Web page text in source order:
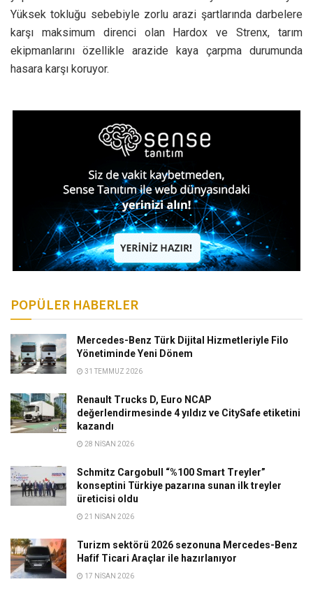
Yüksek tokluğu sebebiyle zorlu arazi şartlarında darbelere
karşı maksimum direnci olan Hardox ve Strenx, tarım
ekipmanlarını özellikle arazide kaya çarpma durumunda
hasara karşı koruyor.
POPÜLER HABERLER
Mercedes-Benz Türk Dijital Hizmetleriyle Filo
Yönetiminde Yeni Dönem
31 TEMMUZ 2026
Renault Trucks D, Euro NCAP
değerlendirmesinde 4 yıldız ve CitySafe etiketini
kazandı
28 NISAN 2026
Schmitz Cargobull “%100 Smart Treyler”
konseptini Türkiye pazarına sunan ilk treyler
üreticisi oldu
21 NISAN 2026
Turizm sektörü 2026 sezonuna Mercedes-Benz
Hafif Ticari Araçlar ile hazırlanıyor
17 NISAN 2026